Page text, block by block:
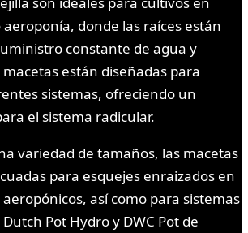
donde las raíces están
constante de agua y
están diseñadas para
sistemas, ofreciendo un
el sistema radicular.
variedad de tamaños, las macetas
para esquejes enraizados en
así como para sistemas
Pot Hydro y DWC Pot de